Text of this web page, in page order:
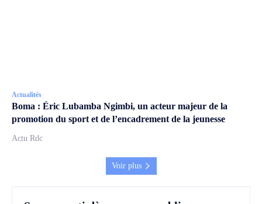
Actualités
Boma : Éric Lubamba Ngimbi, un acteur majeur de la
promotion du sport et de l’encadrement de la jeunesse
Actu Rdc
Voir plus